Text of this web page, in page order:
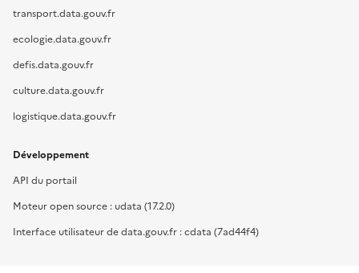
transport.data.gouv.fr
ecologie.data.gouv.fr
defis.data.gouv.fr
culture.data.gouv.fr
logistique.data.gouv.fr
Développement
API du portail
Moteur open source : udata (17.2.0)
Interface utilisateur de data.gouv.fr : cdata (7ad44f4)